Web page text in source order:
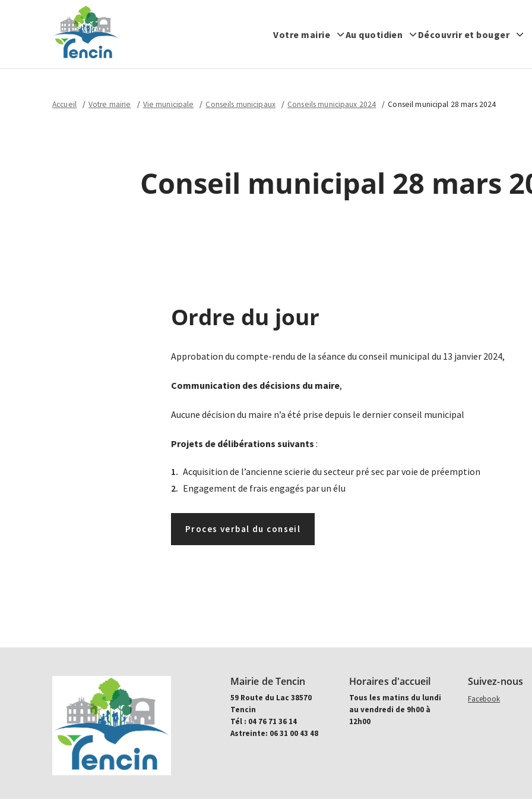
Votre mairie Au quotidien Découvrir et bouger
Accueil Votre mairie Vie municipale Conseils municipaux Conseils municipaux 2024 Conseil municipal 28 mars 2024
Conseil municipal 28 mars
Ordre du jour
Approbation du compte-rendu de la séance du conseil municipal du 13 janvier 2024,
Communication des décisions du maire,
Aucune décision du maire n’a été prise depuis le dernier conseil municipal
Projets de délibérations suivants :
Acquisition de l’ancienne scierie du secteur pré sec par voie de préemption
Engagement de frais engagés par un élu
Proces verbal du conseil
Mairie de Tencin
59 Route du Lac 38570
Tencin
Tél : 04 76 71 36 14
Astreinte: 06 31 00 43 48
Horaires d'accueil
Tous les matins du lundi
au vendredi de 9h00 à
12h00
Suivez-nous
Aller sur facebook
Facebook